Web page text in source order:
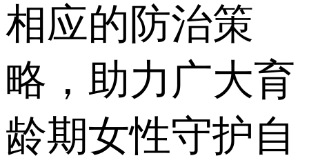
相应的防治策
略，助力广大育
龄期女性守护自